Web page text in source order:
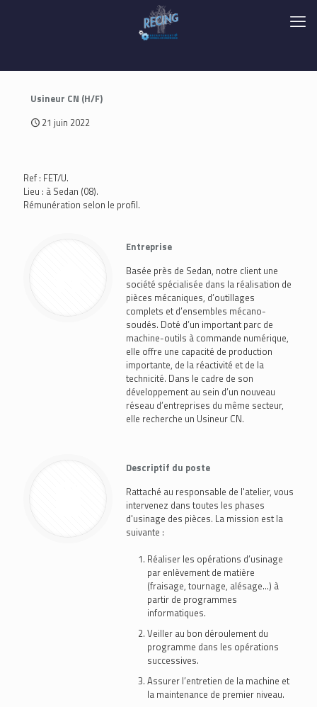
Usineur CN (H/F)
21 juin 2022
Ref : FET/U.
Lieu : à Sedan (08).
Rémunération selon le profil.
Entreprise
Basée près de Sedan, notre client une
société spécialisée dans la réalisation de
pièces mécaniques, d’outillages
complets et d’ensembles mécano-
soudés. Doté d’un important parc de
machine-outils à commande numérique,
elle offre une capacité de production
importante, de la réactivité et de la
technicité. Dans le cadre de son
développement au sein d’un nouveau
réseau d’entreprises du même secteur,
elle recherche un Usineur CN.
Descriptif du poste
Rattaché au responsable de l'atelier, vous
intervenez dans toutes les phases
d'usinage des pièces. La mission est la
suivante :
Réaliser les opérations d’usinage
par enlèvement de matière
(fraisage, tournage, alésage…) à
partir de programmes
informatiques.
Veiller au bon déroulement du
programme dans les opérations
successives.
Assurer l’entretien de la machine et
la maintenance de premier niveau.